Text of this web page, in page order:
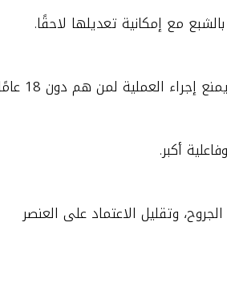
مع إمكانية تعديلها لاحقًا.
العملية لمن هم دون 18 عامًا.
وتقليل الاعتماد على العنصر